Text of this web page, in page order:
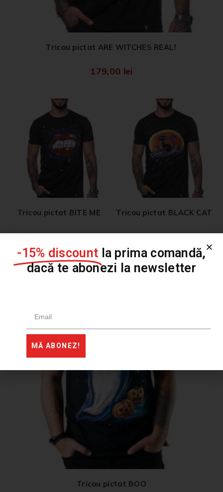
Tricou pictat ARE WITCHES REAL?
179,00 lei
Tricou pictat BITE ME
179,00lei
Tricou pictat BLACK CAT
179,00lei
Tricou pictat BOO
-15% discount la prima comandă,
dacă te abonezi la newsletter
MĂ ABONEZ!